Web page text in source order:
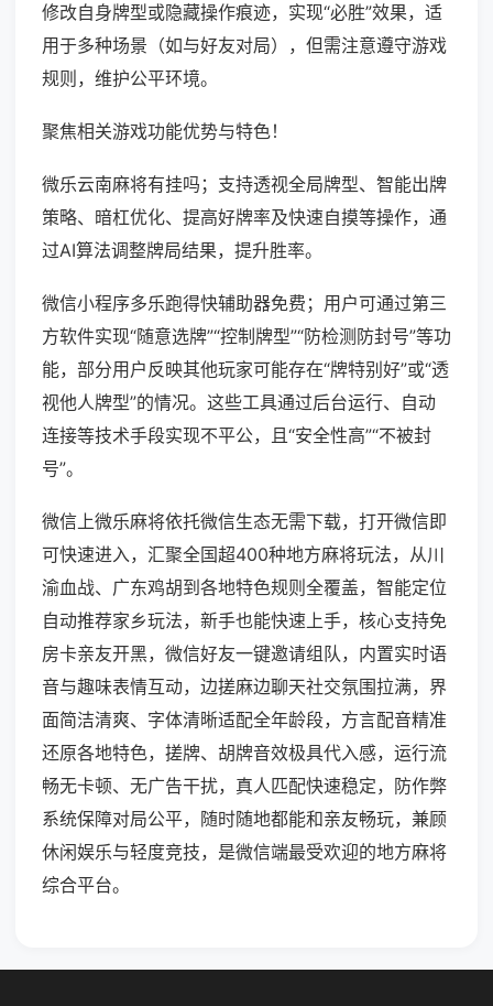
修改自身牌型或隐藏操作痕迹，实现“必胜”效果，适
用于多种场景（如与好友对局），但需注意遵守游戏
规则，维护公平环境。
聚焦相关游戏功能优势与特色！
微乐云南麻将有挂吗；支持透视全局牌型、智能出牌
策略、暗杠优化、提高好牌率及快速自摸等操作，通
过AI算法调整牌局结果，提升胜率。
微信小程序多乐跑得快辅助器免费；用户可通过第三
方软件实现“随意选牌”“控制牌型”“防检测防封号”等功
能，部分用户反映其他玩家可能存在“牌特别好”或“透
视他人牌型”的情况。这些工具通过后台运行、自动
连接等技术手段实现不平公，且“安全性高”“不被封
号”。
微信上微乐麻将依托微信生态无需下载，打开微信即
可快速进入，汇聚全国超400种地方麻将玩法，从川
渝血战、广东鸡胡到各地特色规则全覆盖，智能定位
自动推荐家乡玩法，新手也能快速上手，核心支持免
房卡亲友开黑，微信好友一键邀请组队，内置实时语
音与趣味表情互动，边搓麻边聊天社交氛围拉满，界
面简洁清爽、字体清晰适配全年龄段，方言配音精准
还原各地特色，搓牌、胡牌音效极具代入感，运行流
畅无卡顿、无广告干扰，真人匹配快速稳定，防作弊
系统保障对局公平，随时随地都能和亲友畅玩，兼顾
休闲娱乐与轻度竞技，是微信端最受欢迎的地方麻将
综合平台。